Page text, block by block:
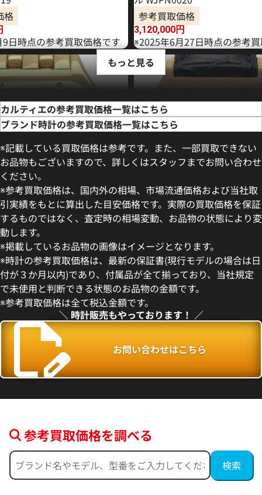
格
日時点の参考買取価格です
参考買取価格
3,120,000円
※2025年6月27日時点の参考
ンテール ウォッチ ミニモデ
格
9日時点の参考買取価格です
参考買取価格
2,209,000円
※2025年7月9日時点の参考買
もっと見る
カルティエの参考買取価格一覧はこちら
ブランド時計の参考買取価格一覧はこちら
※記載している買取価格は参考です。また、一部買取できない
お品物もございますので、詳しくはスタッフまでお問い合わせ
ください。
※参考買取価格は、国内外の相場、市場流通価格および当社取
引実績をもとに算出した目安価格です。実際の買取価格を保証
するものではなく、査定時の相場変動、お品物の状態により変
動します。
※掲載しているお品物の画像はイメージとなります。
※時計の参考買取価格は、最新の保証書(現行モデルの場合は日
付が３か月以内)であり、付属品が全て揃っており、当社規定
で未使用と判断できる状態のお品物の金額です。
※参考買取価格は全て税込金額です。
＼ 時計販売もやっております！ ／
お問い合わせはこちら
参考買取価格を調べる